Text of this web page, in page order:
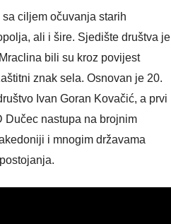
sa ciljem očuvanja starih
ali i šire. Sjedište društva je
bili su kroz povijest
znak sela. Osnovan je 20.
Ivan Goran Kovačić, a prvi
Dučec nastupa na brojnim
i mnogim državama